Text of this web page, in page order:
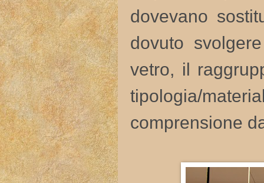
dovevano
dovuto
vetro, il
tipologia/
comprensione